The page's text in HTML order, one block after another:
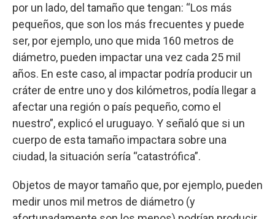
por un lado, del tamaño que tengan: “Los más
pequeños, que son los más frecuentes y puede
ser, por ejemplo, uno que mida 160 metros de
diámetro, pueden impactar una vez cada 25 mil
años. En este caso, al impactar podría producir un
cráter de entre uno y dos kilómetros, podía llegar a
afectar una región o país pequeño, como el
nuestro”, explicó el uruguayo. Y señaló que si un
cuerpo de esta tamaño impactara sobre una
ciudad, la situación sería “catastrófica”.
Objetos de mayor tamaño que, por ejemplo, pueden
medir unos mil metros de diámetro (y